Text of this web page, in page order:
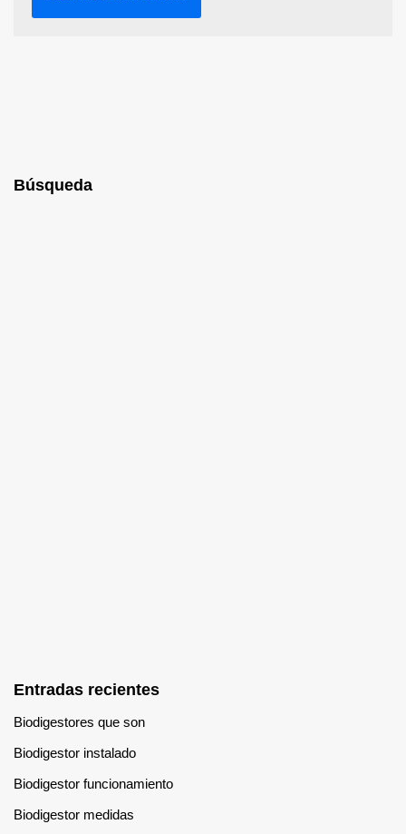
Búsqueda
Entradas recientes
Biodigestores que son
Biodigestor instalado
Biodigestor funcionamiento
Biodigestor medidas